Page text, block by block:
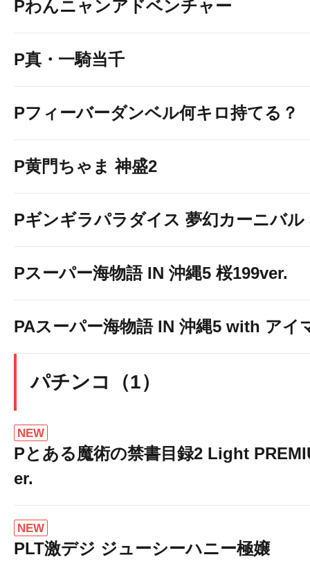
Pわんニャンアドベンチャー
P真・一騎当千
Pフィーバーダンベル何キロ持てる？
P黄門ちゃま 神盛2
Pギンギラパラダイス 夢幻カーニバル
Pスーパー海物語 IN 沖縄5 桜199ver.
PAスーパー海物語 IN 沖縄5 with アイ
パチンコ（1）
NEW
Pとある魔術の禁書目録2 Light
er.
NEW
PLT激デジ ジューシーハニー極嬢